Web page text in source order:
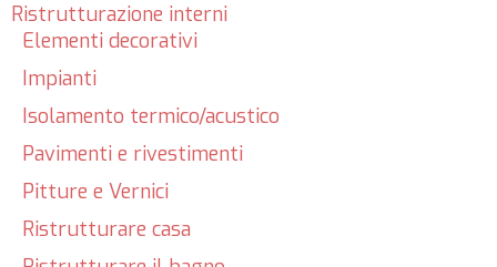
Ristrutturazione interni
Elementi decorativi
Impianti
Isolamento termico/acustico
Pavimenti e rivestimenti
Pitture e Vernici
Ristrutturare casa